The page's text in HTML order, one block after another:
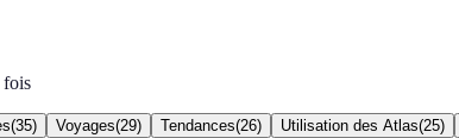
fois
(35) Voyages(29) Tendances(26) Utilisation des Atlas(25)